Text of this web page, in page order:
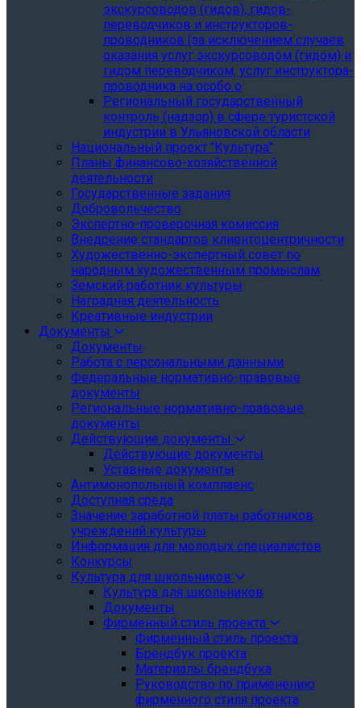
экскурсоводов (гидов), гидов-
переводчиков и инструкторов-
проводников (за исключением случаев
оказания услуг экскурсоводом (гидом) и
гидом переводчиком, услуг инструктора-
проводника на особо о
Региональный государственный
контроль (надзор) в сфере туристской
индустрии в Ульяновской области
Национальный проект "Культура"
Планы финансово-хозяйственной
деятельности
Государственные задания
Добровольчество
Экспертно-проверочная комиссия
Внедрение стандартов клиентоцентричности
Художественно-экспертный совет по
народным художественным промыслам
Земский работник культуры
Наградная деятельность
Креативные индустрии
Документы
Документы
Работа с персональными данными
Федеральные нормативно-правовые
документы
Региональные нормативно-правовые
документы
Действующие документы
Действующие документы
Уставные документы
Антимонопольный комплаенс
Доступная среда
Значение заработной платы работников
учреждений культуры
Информация для молодых специалистов
Конкурсы
Культура для школьников
Культура для школьников
Документы
Фирменный стиль проекта
Фирменный стиль проекта
Брендбук проекта
Материалы брендбука
Руководство по применению
фирменного стиля проекта